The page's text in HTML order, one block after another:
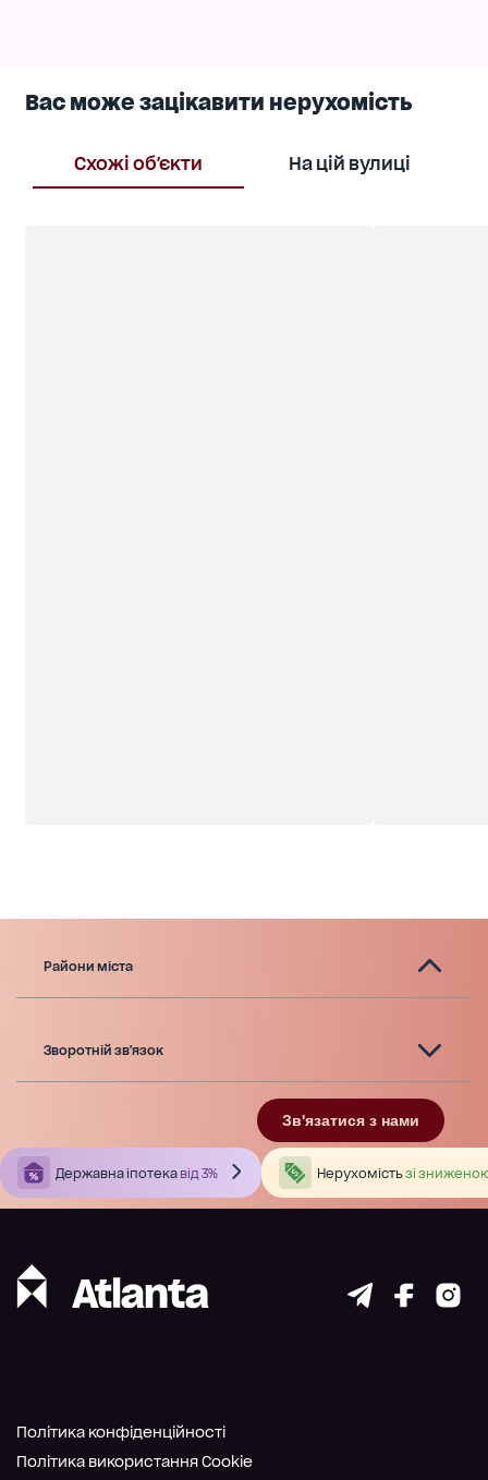
Вас може зацікавити нерухомість
Схожі об'єкти На цій вулиці
Райони міста
Зворотній зв'язок
Зв'язатися з нами
Державна іпотека від 3% Нерухомістьзі
Політика конфіденційності
Політика використання Cookie